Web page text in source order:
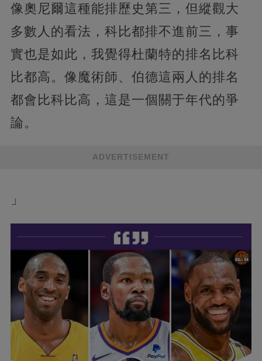
像奧尼爾這種能排歷史第三，但縱觀大
多數人的看法，科比都排不進前三，事
實也是如此，我覺得杜蘭特的排名比科
比都高。像魔術師、伯德這兩人的排名
都會比科比高，這是一個關于年代的爭
論。
ADVERTISEMENT
」